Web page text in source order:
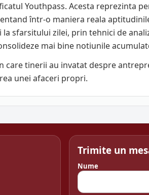
Youthpass. Acesta reprezinta
într-o maniera reala
sfarsitului zilei, prin tehnici de
mai bine notiunile
tinerii au invatat despre
unei afaceri propri.
Trimite un
Nume